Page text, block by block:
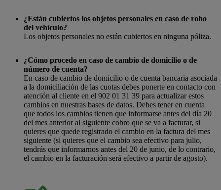
¿Están cubiertos los objetos personales en caso de robo
del vehículo?
Los objetos personales no están cubiertos en ninguna póliza.
¿Cómo procedo en caso de cambio de domicilio o de
número de cuenta?
En caso de cambio de domicilio o de cuenta bancaria asociada
a la domiciliación de las cuotas debes ponerte en contacto con
atención al cliente en el 902 01 31 39 para actualizar estos
cambios en nuestras bases de datos. Debes tener en cuenta
que todos los cambios tienen que informarse antes del día 20
del mes anterior al siguiente cobro que se va a facturar, si
quieres que quede registrado el cambio en la factura del mes
siguiente (si quieres que el cambio sea efectivo para julio,
tendrás que informarnos antes del 20 de junio, de lo contrario,
el cambio en la facturación será efectivo a partir de agosto).